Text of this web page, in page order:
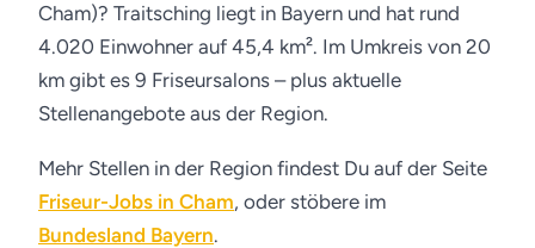
Cham)? Traitsching liegt in Bayern und hat rund
4.020 Einwohner auf 45,4 km². Im Umkreis von 20
km gibt es 9 Friseursalons – plus aktuelle
Stellenangebote aus der Region.
Mehr Stellen in der Region findest Du auf der Seite
Friseur-Jobs in Cham, oder stöbere im
Bundesland Bayern.